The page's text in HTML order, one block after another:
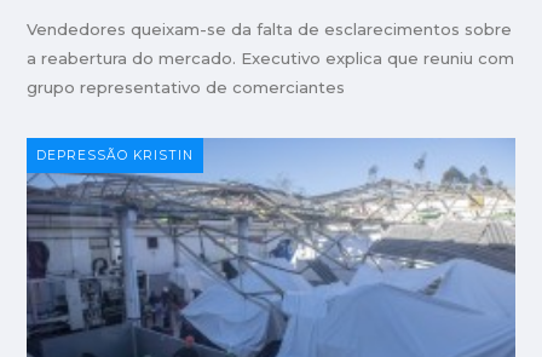
Vendedores queixam-se da falta de esclarecimentos sobre
a reabertura do mercado. Executivo explica que reuniu com
grupo representativo de comerciantes
DEPRESSÃO KRISTIN